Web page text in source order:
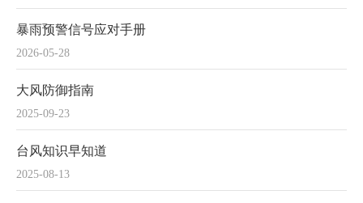
2026-05-28
暴雨预警信号应对手册
2025-09-23
大风防御指南
2025-08-13
台风知识早知道